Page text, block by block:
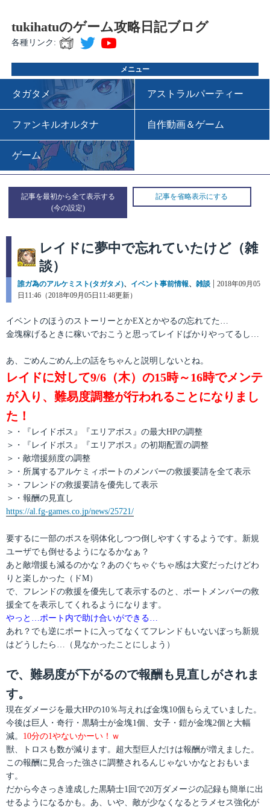
tukihatuのゲーム攻略日記ブログ
各種リンク:
メニュー
タガタメ アストラルパーティー
ファンキルオルタナ 自作動画＆ゲーム
ゲーム
記事を最初から全て表示する 記事を省略表示にする
レイドに夢中で忘れていたけど（雑
談）
カ
テ
リ
ー
誰ガ為のアルケミスト(タガタメ)、 イベント事前情報、 雑談
投
2018年09月05
日11:46（2018年09月05日11:48更新）
イベントのほうのストーリーとかEXとかやるの忘れてた…
金塊稼げるときに稼いでおこうと思ってレイドばかりやってるし…
あ、ごめんごめん上の話をちゃんと説明しないとね。
レイドに対して9/6（木）の15時～16時でメンテ
が入り、難易度調整が行われることになりまし
た！
＞・『レイドボス』『エリアボス』の最大HPの調整
＞・『レイドボス』『エリアボス』の初期配置の調整
＞・敵増援頻度の調整
＞・所属するアルケミィポートのメンバーの救援要請を全て表示
＞・フレンドの救援要請を優先して表示
＞・報酬の見直し
https://al.fg-games.co.jp/news/25721/
要するに一部のボスを弱体化しつつ倒しやすくするようです。新規
ユーザでも倒せるようになるかなぁ？
あと敵増援も減るのかな？あのぐちゃぐちゃ感は大変だったけどわ
りと楽しかった（ドM）
で、フレンドの救援を優先して表示するのと、ポートメンバーの救
援全てを表示してくれるようになります。
やっと…ポート内で助け合いができる…
あれ？でも逆にポートに入ってなくてフレンドもいないぼっち新規
はどうしたら…（見なかったことにしよう）
で、難易度が下がるので報酬も見直しがされま
す。
現在ダメージを最大HPの10％与えれば金塊10個もらえていました。
今後は巨人・奇行・黒騎士が金塊1個、女子・鎧が金塊2個と大幅
減。 10分の1やないかーい！ｗ
獣、トロスも数が減ります。超大型巨人だけは報酬が増えました。
この報酬に見合った強さに調整されるんじゃないかなとおもいま
す。
だから今さっき達成した黒騎士1回で20万ダメージの記録も簡単に出
せるようになるかも。あ、いや、敵が少なくなるとラメセス強化が